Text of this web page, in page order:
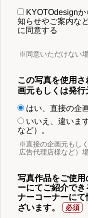
KYOTOdesign
知らせやご案内な
に同意する
※同意いただけない
この写真を使用
画元もしくは発行
はい、直接の企
いいえ、違いま
など）。
※直接の企画元もし
広告代理店様など）
写真作品をご使
ーにてご紹介で
ナーコーナーに
ざいます。